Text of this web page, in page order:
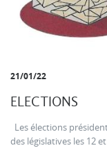
21/01/22
ELECTIONS
Les élections
des législatives les 12